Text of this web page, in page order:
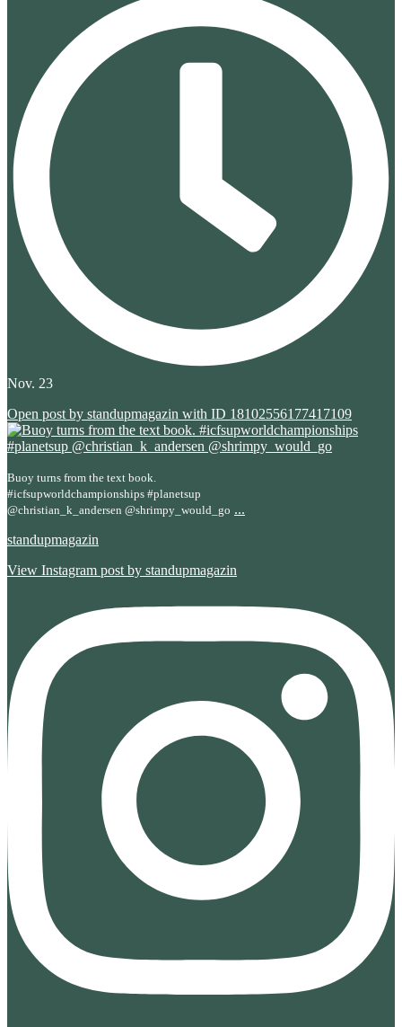
Nov. 23
Open post by standupmagazin with ID 18102556177417109
Buoy turns from the text book.
#icfsupworldchampionships #planetsup
@christian_k_andersen @shrimpy_would_go ...
standupmagazin
View Instagram post by standupmagazin